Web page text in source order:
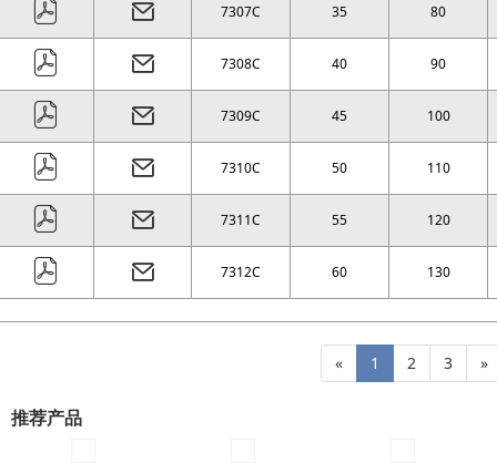
7307C 35 80
7308C 40 90
7309C 45 100
7310C 50 110
7311C 55 120
7312C 60 130
« 1 2 3 »
推荐产品